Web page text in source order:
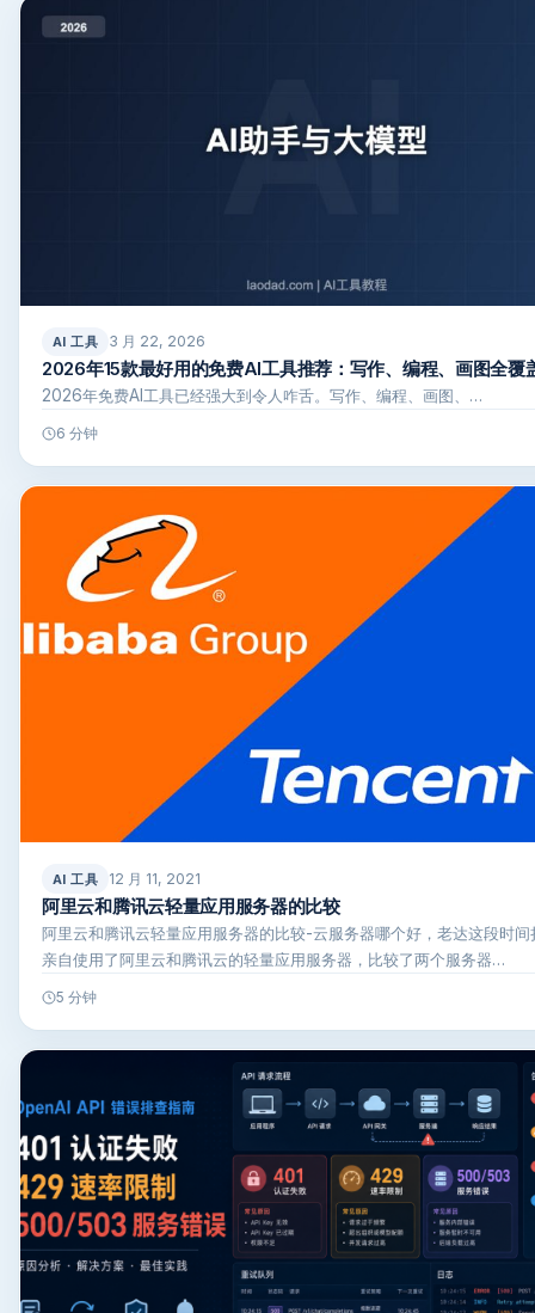
AI 工具 3 月 22, 2026
2026年15款最好用的免费AI工具推荐：写作、编程、画图全覆
2026年免费AI工具已经强大到令人咋舌。写作、编程、画图、…
6 分钟
AI 工具 12 月 11, 2021
阿里云和腾讯云轻量应用服务器的比较
阿里云和腾讯云轻量应用服务器的比较-云服务器哪个好，老达这段时间
亲自使用了阿里云和腾讯云的轻量应用服务器，比较了两个服务器…
5 分钟